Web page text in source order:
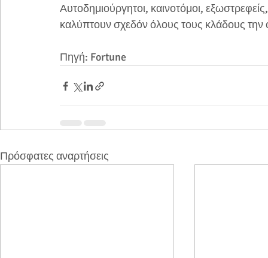
Αυτοδημιούργητοι, καινοτόμοι,
καλύπτουν σχεδόν όλους τους κλάδους την
Πηγή: Fortune
Πρόσφατες αναρτήσεις